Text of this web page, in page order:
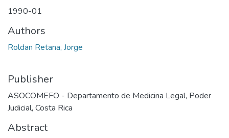
1990-01
Authors
Roldan Retana, Jorge
Publisher
ASOCOMEFO - Departamento de Medicina Legal, Poder
Judicial, Costa Rica
Abstract